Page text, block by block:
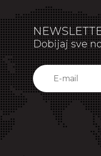
Dobijaj sve